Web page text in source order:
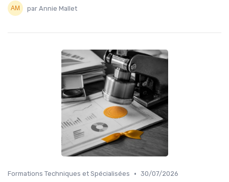
par Annie Mallet
Formations Techniques et Spécialisées • 30/07/2026